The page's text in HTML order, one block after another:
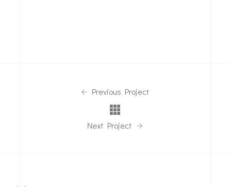
Previous Project
Next Project